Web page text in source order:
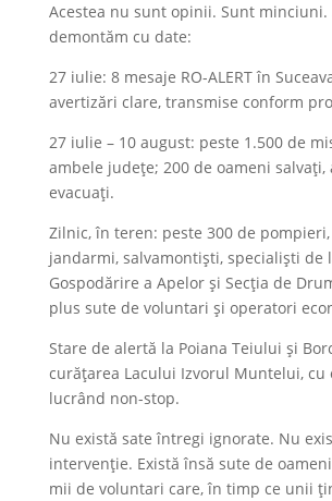
Acestea nu sunt opinii. Sunt minciuni.
demontăm cu date:
27 iulie: 8 mesaje RO-ALERT în
avertizări clare, transmise conform
27 iulie – 10 august: peste 1.500 de
ambele județe; 200 de oameni salvați,
evacuați.
Zilnic, în teren: peste 300 de
jandarmi, salvamontiști, specialiști de
Gospodărire a Apelor și Secția de
plus sute de voluntari și operatori
Stare de alertă la Poiana Teiului și
curățarea Lacului Izvorul Muntelui, cu
lucrând non-stop.
Nu există sate întregi ignorate. Nu
intervenție. Există însă sute de
mii de voluntari care, în timp ce unii